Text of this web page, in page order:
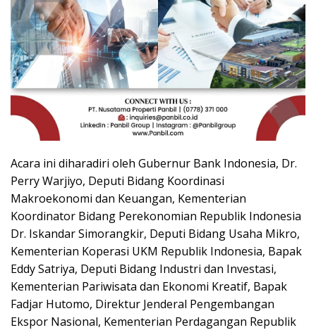
Acara ini diharadiri oleh Gubernur Bank Indonesia, Dr.
Perry Warjiyo, Deputi Bidang Koordinasi
Makroekonomi dan Keuangan, Kementerian
Koordinator Bidang Perekonomian Republik Indonesia
Dr. Iskandar Simorangkir, Deputi Bidang Usaha Mikro,
Kementerian Koperasi UKM Republik Indonesia, Bapak
Eddy Satriya, Deputi Bidang Industri dan Investasi,
Kementerian Pariwisata dan Ekonomi Kreatif, Bapak
Fadjar Hutomo, Direktur Jenderal Pengembangan
Ekspor Nasional, Kementerian Perdagangan Republik